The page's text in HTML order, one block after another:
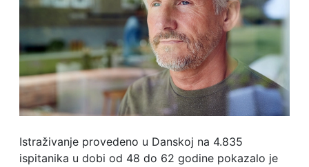
Istraživanje provedeno u Danskoj na 4.835
ispitanika u dobi od 48 do 62 godine pokazalo je